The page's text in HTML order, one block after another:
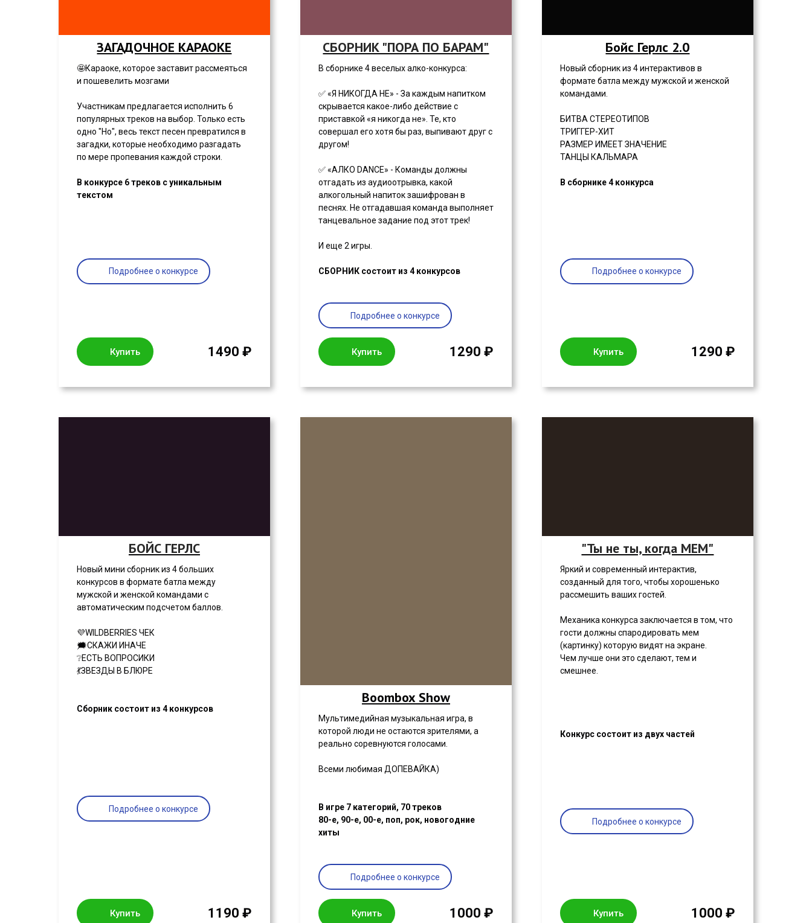
ЗАГАДОЧНОЕ КАРАОКЕ
🤩Караоке, которое заставит рассмеяться
и пошевелить мозгами
Участникам предлагается исполнить 6
популярных треков на выбор. Только есть
одно "Но", весь текст песен превратился в
загадки, которые необходимо разгадать
по мере пропевания каждой строки.
В конкурсе 6 треков с уникальным
текстом
Подробнее о конкурсе
Купить 1490 ₽
СБОРНИК "ПОРА ПО БАРАМ"
В сборнике 4 веселых алко-конкурса:
✅ «Я НИКОГДА НЕ» - За каждым напитком
скрывается какое-либо действие с
приставкой «я никогда не». Те, кто
совершал его хотя бы раз, выпивают друг с
другом!
✅ «АЛКО DANCE» - Команды должны
отгадать из аудиоотрывка, какой
алкогольный напиток зашифрован в
песнях. Не отгадавшая команда выполняет
танцевальное задание под этот трек!
И еще 2 игры.
СБОРНИК состоит из 4 конкурсов
Подробнее о конкурсе
Купить 1290 ₽
Бойс Герлс 2.0
Новый сборник из 4 интерактивов в
формате батла между мужской и женской
командами.
БИТВА СТЕРЕОТИПОВ
ТРИГГЕР-ХИТ
РАЗМЕР ИМЕЕТ ЗНАЧЕНИЕ
ТАНЦЫ КАЛЬМАРА
В сборнике 4 конкурса
Подробнее о конкурсе
Купить 1290 ₽
БОЙС ГЕРЛС
Новый мини сборник из 4 больших
конкурсов в формате батла между
мужской и женской командами с
автоматическим подсчетом баллов.
💜WILDBERRIES ЧЕК
🗯СКАЖИ ИНАЧЕ
❔ЕСТЬ ВОПРОСИКИ
💃ЗВЕЗДЫ В БЛЮРЕ
Сборник состоит из 4 конкурсов
Подробнее о конкурсе
Купить 1190 ₽
Boombox Show
Мультимедийная музыкальная игра, в
которой люди не остаются зрителями, а
реально соревнуются голосами.
Всеми любимая ДОПЕВАЙКА)
В игре 7 категорий, 70 треков
80-е, 90-е, 00-е, поп, рок, новогодние
хиты
Подробнее о конкурсе
Купить 1000 ₽
"Ты не ты, когда МЕМ"
Яркий и современный интерактив,
созданный для того, чтобы хорошенько
рассмешить ваших гостей.
Механика конкурса заключается в том, что
гости должны спародировать мем
(картинку) которую видят на экране.
Чем лучше они это сделают, тем и
смешнее.
Конкурс состоит из двух частей
Подробнее о конкурсе
Купить 1000 ₽